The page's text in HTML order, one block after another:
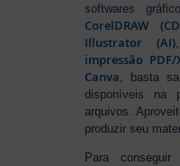
softwares
CorelDRAW
Illustrator (AI)
impressão PDF/
Canva , basta
disponíveis na
arquivos.
produzir seu
Para conseguir